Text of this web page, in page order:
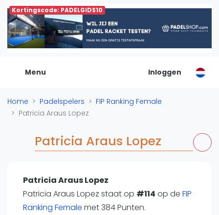
Kortingscode: PADELGIDS10
Menu
De Padel Gids
Alle padel locaties
Padelwinkels
Organisatie
Banenbouwers
Overige categorien
Padelscholen
Laatste updates
Padel
Forum
Inloggen
Home Padelspelers
FIP Ranking Female
Patricia Araus Lopez
Patricia Araus Lopez
Patricia Araus Lopez
Patricia Araus Lopez staat op #114 op de FIP
Ranking Female met 384 Punten.